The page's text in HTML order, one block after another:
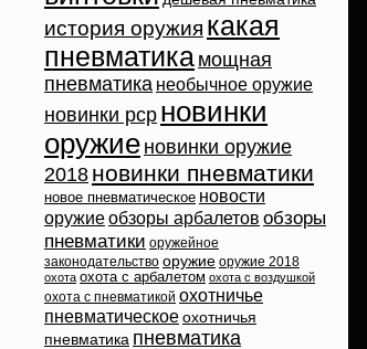
история оружия какая
пневматика мощная
пневматика необычное оружие
новинки pcp новинки
оружие новинки оружие
2018 новинки пневматики
новое пневматическое новости
оружиеобзоры арбалетов обзоры
пневматики оружейное
законодательство оружие оружие 2018
охота охота с арбалетом охота с воздушкой
охота с пневматикой охотничье
пневматическое охотничья
пневматика пневматика